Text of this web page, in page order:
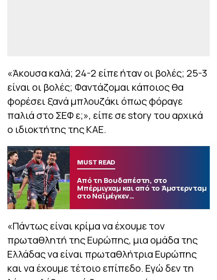
«Άκουσα καλά; 24-2 είπε ήταν οι βολές; 25-3
είναι οι βολές; Φαντάζομαι κάποιος θα
φορέσει ξανά μπλουζάκι όπως φόραγε
παλιά στο ΣΕΦ ε;», είπε σε story του αρχικά
ο ιδιοκτήτης της ΚΑΕ.
MUST READ
Από τη Βουδαπέστη, στο
Μπέρμιγχαμ και από το Άμστερνταμ
στο Ναϊμέγκεν…
«Πάντως είναι κρίμα να έχουμε τον
πρωταθλητή της Ευρώπης, μια ομάδα της
Ελλάδας να είναι πρωταθλήτρια Ευρώπης
και να έχουμε τέτοιο επίπεδο. Εγώ δεν τη